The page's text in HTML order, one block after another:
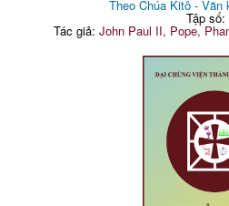
Theo Chúa Kitô - Văn
Tập số:
Tác giả: John Paul II, Pope,